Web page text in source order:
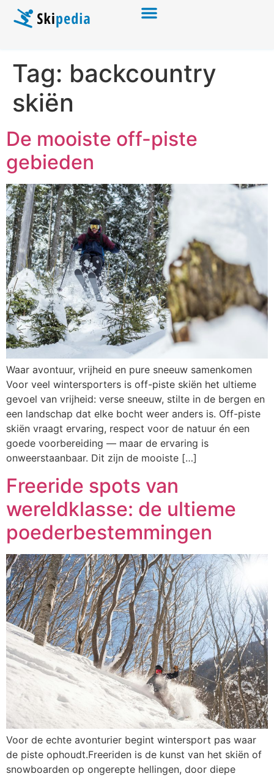
Tag: backcountry
skiën
De mooiste off-piste
gebieden
Waar avontuur, vrijheid en pure sneeuw samenkomen
Voor veel wintersporters is off-piste skiën het ultieme
gevoel van vrijheid: verse sneeuw, stilte in de bergen en
een landschap dat elke bocht weer anders is. Off-piste
skiën vraagt ervaring, respect voor de natuur én een
goede voorbereiding — maar de ervaring is
onweerstaanbaar. Dit zijn de mooiste […]
Freeride spots van
wereldklasse: de ultieme
poederbestemmingen
Voor de echte avonturier begint wintersport pas waar
de piste ophoudt.Freeriden is de kunst van het skiën of
snowboarden op ongerepte hellingen, door diepe